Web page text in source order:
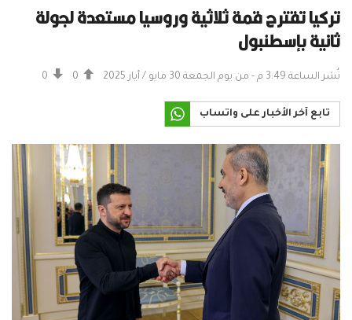
تركيا تقترح قمة ثلاثية وروسيا مستعدة لجولة
ثانية بإسطنبول
نُشر الساعة 3:49 م - من يوم الجمعة 30 مايو / أيار 2025 0
0
تابع آخر الأخبار على واتساب